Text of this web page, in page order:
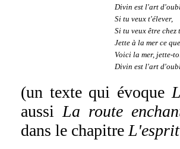
Divin est l'art
Si tu veux t'élever,
Si tu veux être
Jette à la mer ce
Voici la mer, jette-
Divin est l'art
(un texte qui évoque
aussi La route
dans le chapitre